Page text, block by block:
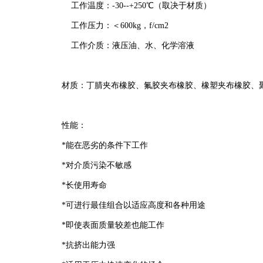
工作温度：-30--+250℃（取决于材质）
工作压力：＜600kg，f/cm2
工作介质：液压油、水、化学溶液
材质： 丁腈夹布橡胶、氟胶夹布橡胶、橡塑夹布橡胶、
性能：
*能在恶劣的条件下工作
*对介质污染不敏感
*长使用寿命
*可进行最佳组合以适应高度和各种用途
*即使表面质量较差也能工作
*抗挤出能力强